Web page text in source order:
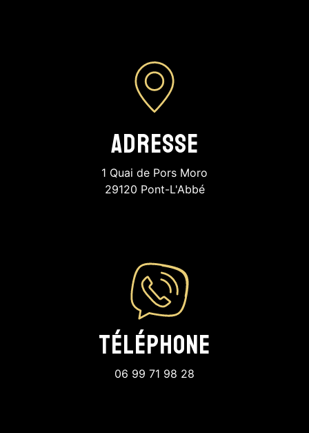
Adresse
1 Quai de Pors Moro
29120 Pont-L'Abbé
Téléphone
06 99 71 98 28